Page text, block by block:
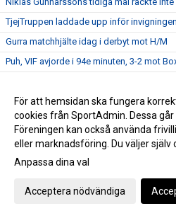
TjejTruppen laddade upp inför
Gurra matchhjälte idag i derbyt mot H/M
Puh, VIF avjorde i 94e minuten, 3-2 mot
Boston vann div 6-derbyt mot VIF
VIF besegrade Myresjö med 2-0
Hemmamatch för ett VIF som hittat
Bergdalens IK på lördag!
Öppettider på kansliet Valborg och 1:a
Historisk seger för Akademilaget
För att hemsidan ska fungera
cookies från SportAdmin. Dessa
Föreningen kan också använda
eller marknadsföring. Du väljer själv
Anpassa dina val
Acceptera nödvändiga